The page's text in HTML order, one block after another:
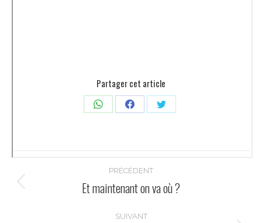
Partager cet article
PartagerPartagerPartager
Navigation
article
PRÉCÉDENT
Article
:
Et maintenant on va où ?
SUIVANT